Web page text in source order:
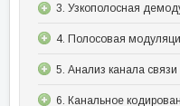
3. Узкополосная
4. Полосовая
5. Анализ канала связи
6. Канальное